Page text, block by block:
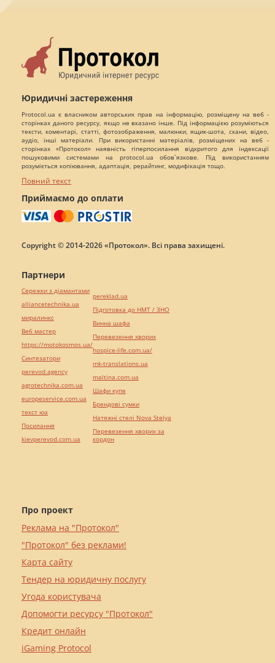
Юридичні застереження
Protocol.ua є власником авторських прав на інформацію, розміщену на веб -
сторінках даного ресурсу, якщо не вказано інше. Під інформацією розуміються
тексти, коментарі, статті, фотозображення, малюнки, ящик-шота, скани, відео,
аудіо, інші матеріали. При використанні матеріалів, розміщених на веб -
сторінках «Протокол» наявність гіперпосилання відкритого для індексації
пошуковими системами на protocol.ua обов`язкове. Під використанням
розуміється копіювання, адаптація, рерайтинг, модифікація тощо.
Повний текст
Приймаємо до оплати
Copyright © 2014-2026 «Протокол». Всі права захищені.
Про проект
Реклама на "Протокол"
"Протокол" без реклами!
Карта сайту
Тендер на юридичну послугу
Угода користувача
Допомогти ресурсу "Протокол"
Кредит онлайн
iGaming Protocol
Партнери
Сережки з діамантами
alliancetechnika.ua
миралинкс
Веб мастер
https://motokosmos.ua/
Синтезатори
perevod.agency
agrotechnika.com.ua
europeservice.com.ua
текст юа
Посилання
kievperevod.com.ua
pereklad.ua
Підготовка до НМТ / ЗНО
Винна шафа
Перевезення хворих
hospice-life.com.ua/
mk-translations.ua
maltina.com.ua
Шафи купе
Брендові сумки
Натяжні стелі Nova Stelya
Перевезення хворих за
кордон